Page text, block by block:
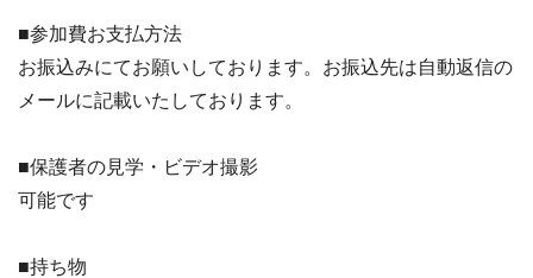
■参加費お支払方法
お振込みにてお願いしております。お振込先は自動返信の
メールに記載いたしております。
■保護者の見学・ビデオ撮影
可能です
■持ち物